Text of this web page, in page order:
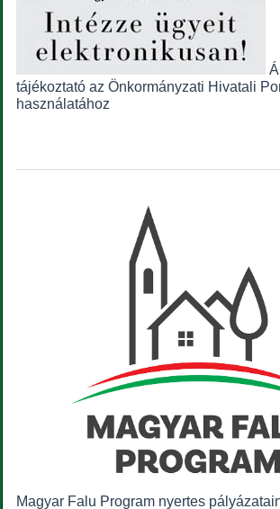
tájékoztató az Önkormányzati Hivatali
használatához
Magyar Falu Program nyertes